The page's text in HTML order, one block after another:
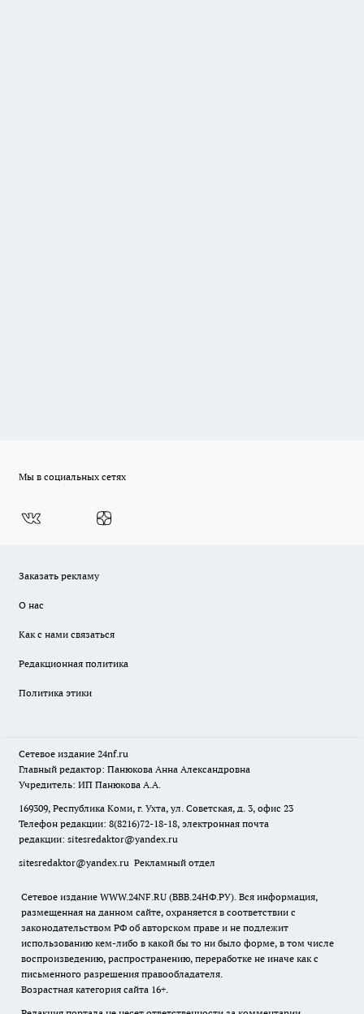
Мы в социальных сетях
Заказать рекламу
О нас
Как с нами связаться
Редакционная политика
Политика этики
Сетевое издание 24nf.ru
Главный редактор: Панюкова Анна Александровна
Учредитель: ИП Панюкова А.А.
169309, Республика Коми, г. Ухта, ул. Советская, д. 3, офис 23
Телефон редакции: 8(8216)72-18-18, электронная почта
редакции: sitesredaktor@yandex.ru
sitesredaktor@yandex.ru Рекламный отдел
Сетевое издание WWW.24NF.RU (ВВВ.24НФ.РУ). Вся информация,
размещенная на данном сайте, охраняется в соответствии с
законодательством РФ об авторском праве и не подлежит
использованию кем-либо в какой бы то ни было форме, в том числе
воспроизведению, распространению, переработке не иначе как с
письменного разрешения правообладателя.
Возрастная категория сайта 16+.